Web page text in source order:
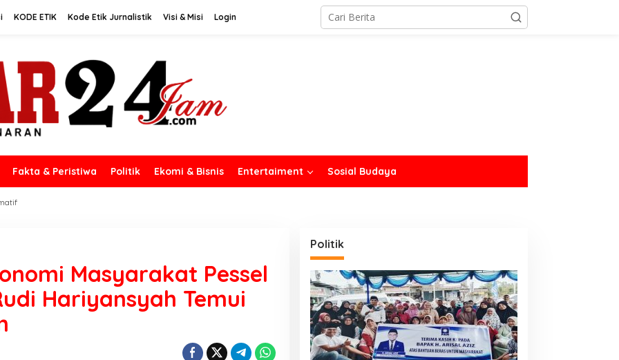
KODE ETIK Kode Etik Jurnalistik Visi & Misi Login
Fakta & Peristiwa Politik Ekomi & Bisnis Entertaiment Sosial Budaya
Masyarakat Pessel
Hariyansyah Temui
Politik